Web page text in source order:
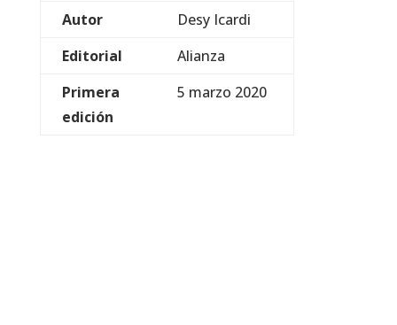
Autor
Desy Icardi
Editorial
Alianza
Primera
edición
5 marzo 2020